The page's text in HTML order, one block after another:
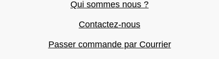
Qui sommes nous ?
Contactez-nous
Passer commande par Courrier